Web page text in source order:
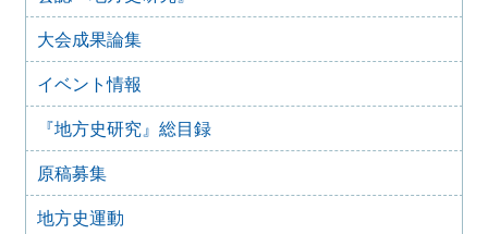
2025年7月のイベント(更新しました)
2025年6月2日
2025年6月のイベント
2025年4月26日
2025年5月のイベント
2025年4月25日
2025年4月のイベント(更新しました)
2025年3月1日
2025年3月のイベント
大会成果論集
イベント情報
『地方史研究』総目録
原稿募集
地方史運動